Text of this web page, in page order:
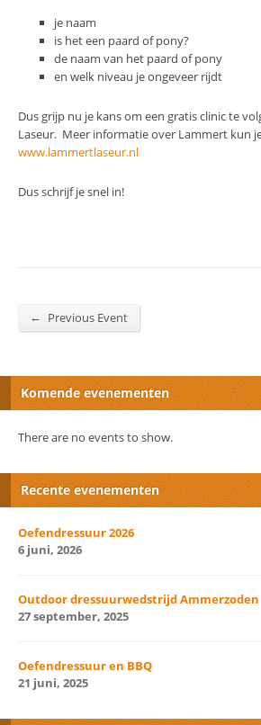
je naam
is het een paard of pony?
de naam van het paard of pony
en welk niveau je ongeveer rijdt
Dus grijp nu je kans om een gratis clinic te
Laseur. Meer informatie over Lammert kun
www.lammertlaseur.nl
Dus schrijf je snel in!
← Previous Event
Komende evenementen
There are no events to show.
Recente evenementen
Oefendressuur 2026
6 juni, 2026
Outdoor dressuurwedstrijd Ammerzoden
27 september, 2025
Oefendressuur en BBQ
21 juni, 2025